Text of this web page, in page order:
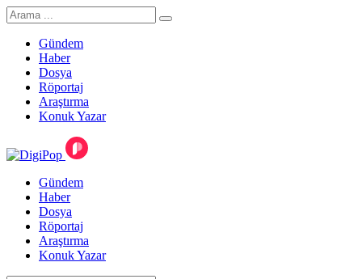
Gündem
Haber
Dosya
Röportaj
Araştırma
Konuk Yazar
Gündem
Haber
Dosya
Röportaj
Araştırma
Konuk Yazar